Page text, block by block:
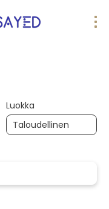
Luokka